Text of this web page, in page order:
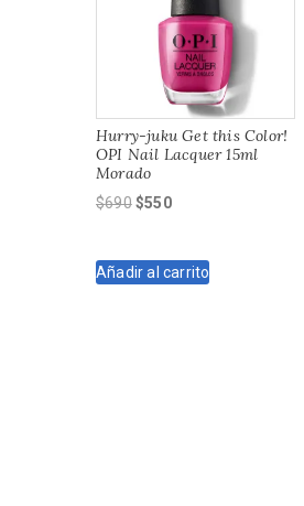
Hurry-juku Get this Color!
OPI Nail Lacquer 15ml
Morado
$690El
era:
$550El
es:
Añadir al carrito